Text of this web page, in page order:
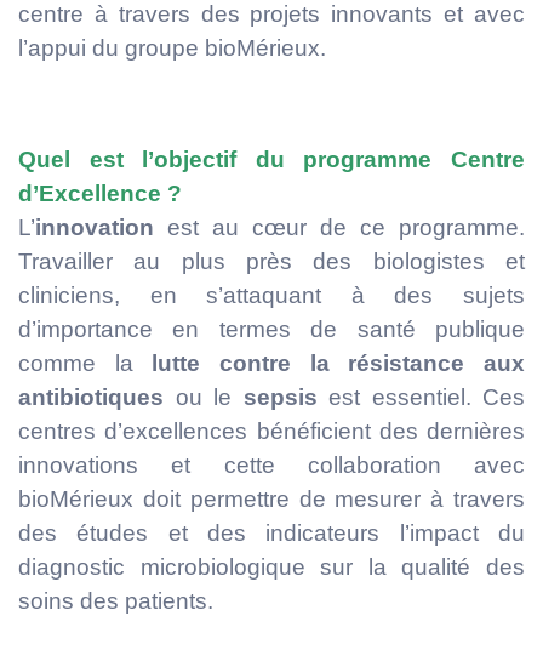
centre à travers des projets innovants et avec
l’appui du groupe bioMérieux.
Quel est l’objectif du programme Centre
d’Excellence ?
L’innovation est au cœur de ce programme.
Travailler au plus près des biologistes et
cliniciens, en s’attaquant à des sujets
d’importance en termes de santé publique
comme la
lutte contre la résistance aux
antibiotiques ou le sepsis est essentiel. Ces
centres d’excellences bénéficient des dernières
innovations et cette collaboration avec
bioMérieux doit permettre de mesurer à travers
des études et des indicateurs l’impact du
diagnostic microbiologique sur la qualité des
soins des patients.